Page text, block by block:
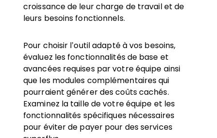
croissance de leur charge de travail et de
leurs besoins fonctionnels.
Pour choisir l’outil adapté à vos besoins,
évaluez les fonctionnalités de base et
avancées requises par votre équipe ainsi
que les modules complémentaires qui
pourraient générer des coûts cachés.
Examinez la taille de votre équipe et les
fonctionnalités spécifiques nécessaires
pour éviter de payer pour des services